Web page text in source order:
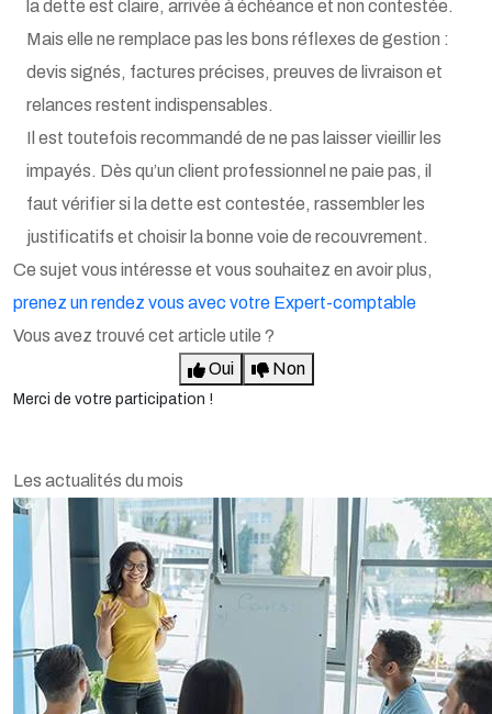
la dette est claire, arrivée à échéance et non contestée.
Mais elle ne remplace pas les bons réflexes de gestion :
devis signés, factures précises, preuves de livraison et
relances restent indispensables.
Il est toutefois recommandé de ne pas laisser vieillir les
impayés. Dès qu’un client professionnel ne paie pas, il
faut vérifier si la dette est contestée, rassembler les
justificatifs et choisir la bonne voie de recouvrement.
Ce sujet vous intéresse et vous souhaitez en avoir plus,
prenez un rendez vous avec votre Expert-comptable
Vous avez trouvé cet article utile ?
Oui
Non
Merci de votre participation !
Les actualités du mois